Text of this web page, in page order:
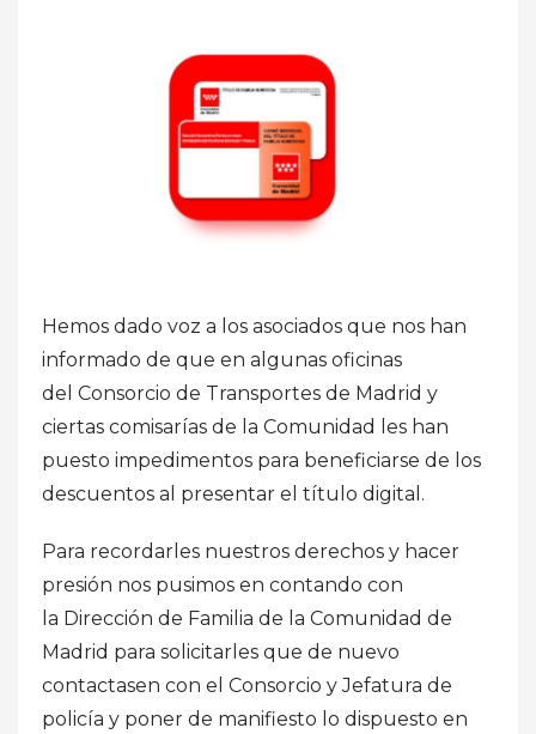
Hemos dado voz a los asociados que nos han
informado de que en algunas oficinas
del Consorcio de Transportes de Madrid y
ciertas comisarías de la Comunidad les han
puesto impedimentos para beneficiarse de los
descuentos al presentar el título digital.
Para recordarles nuestros derechos y hacer
presión nos pusimos en contando con
la Dirección de Familia de la Comunidad de
Madrid para solicitarles que de nuevo
contactasen con el Consorcio y Jefatura de
policía y poner de manifiesto lo dispuesto en